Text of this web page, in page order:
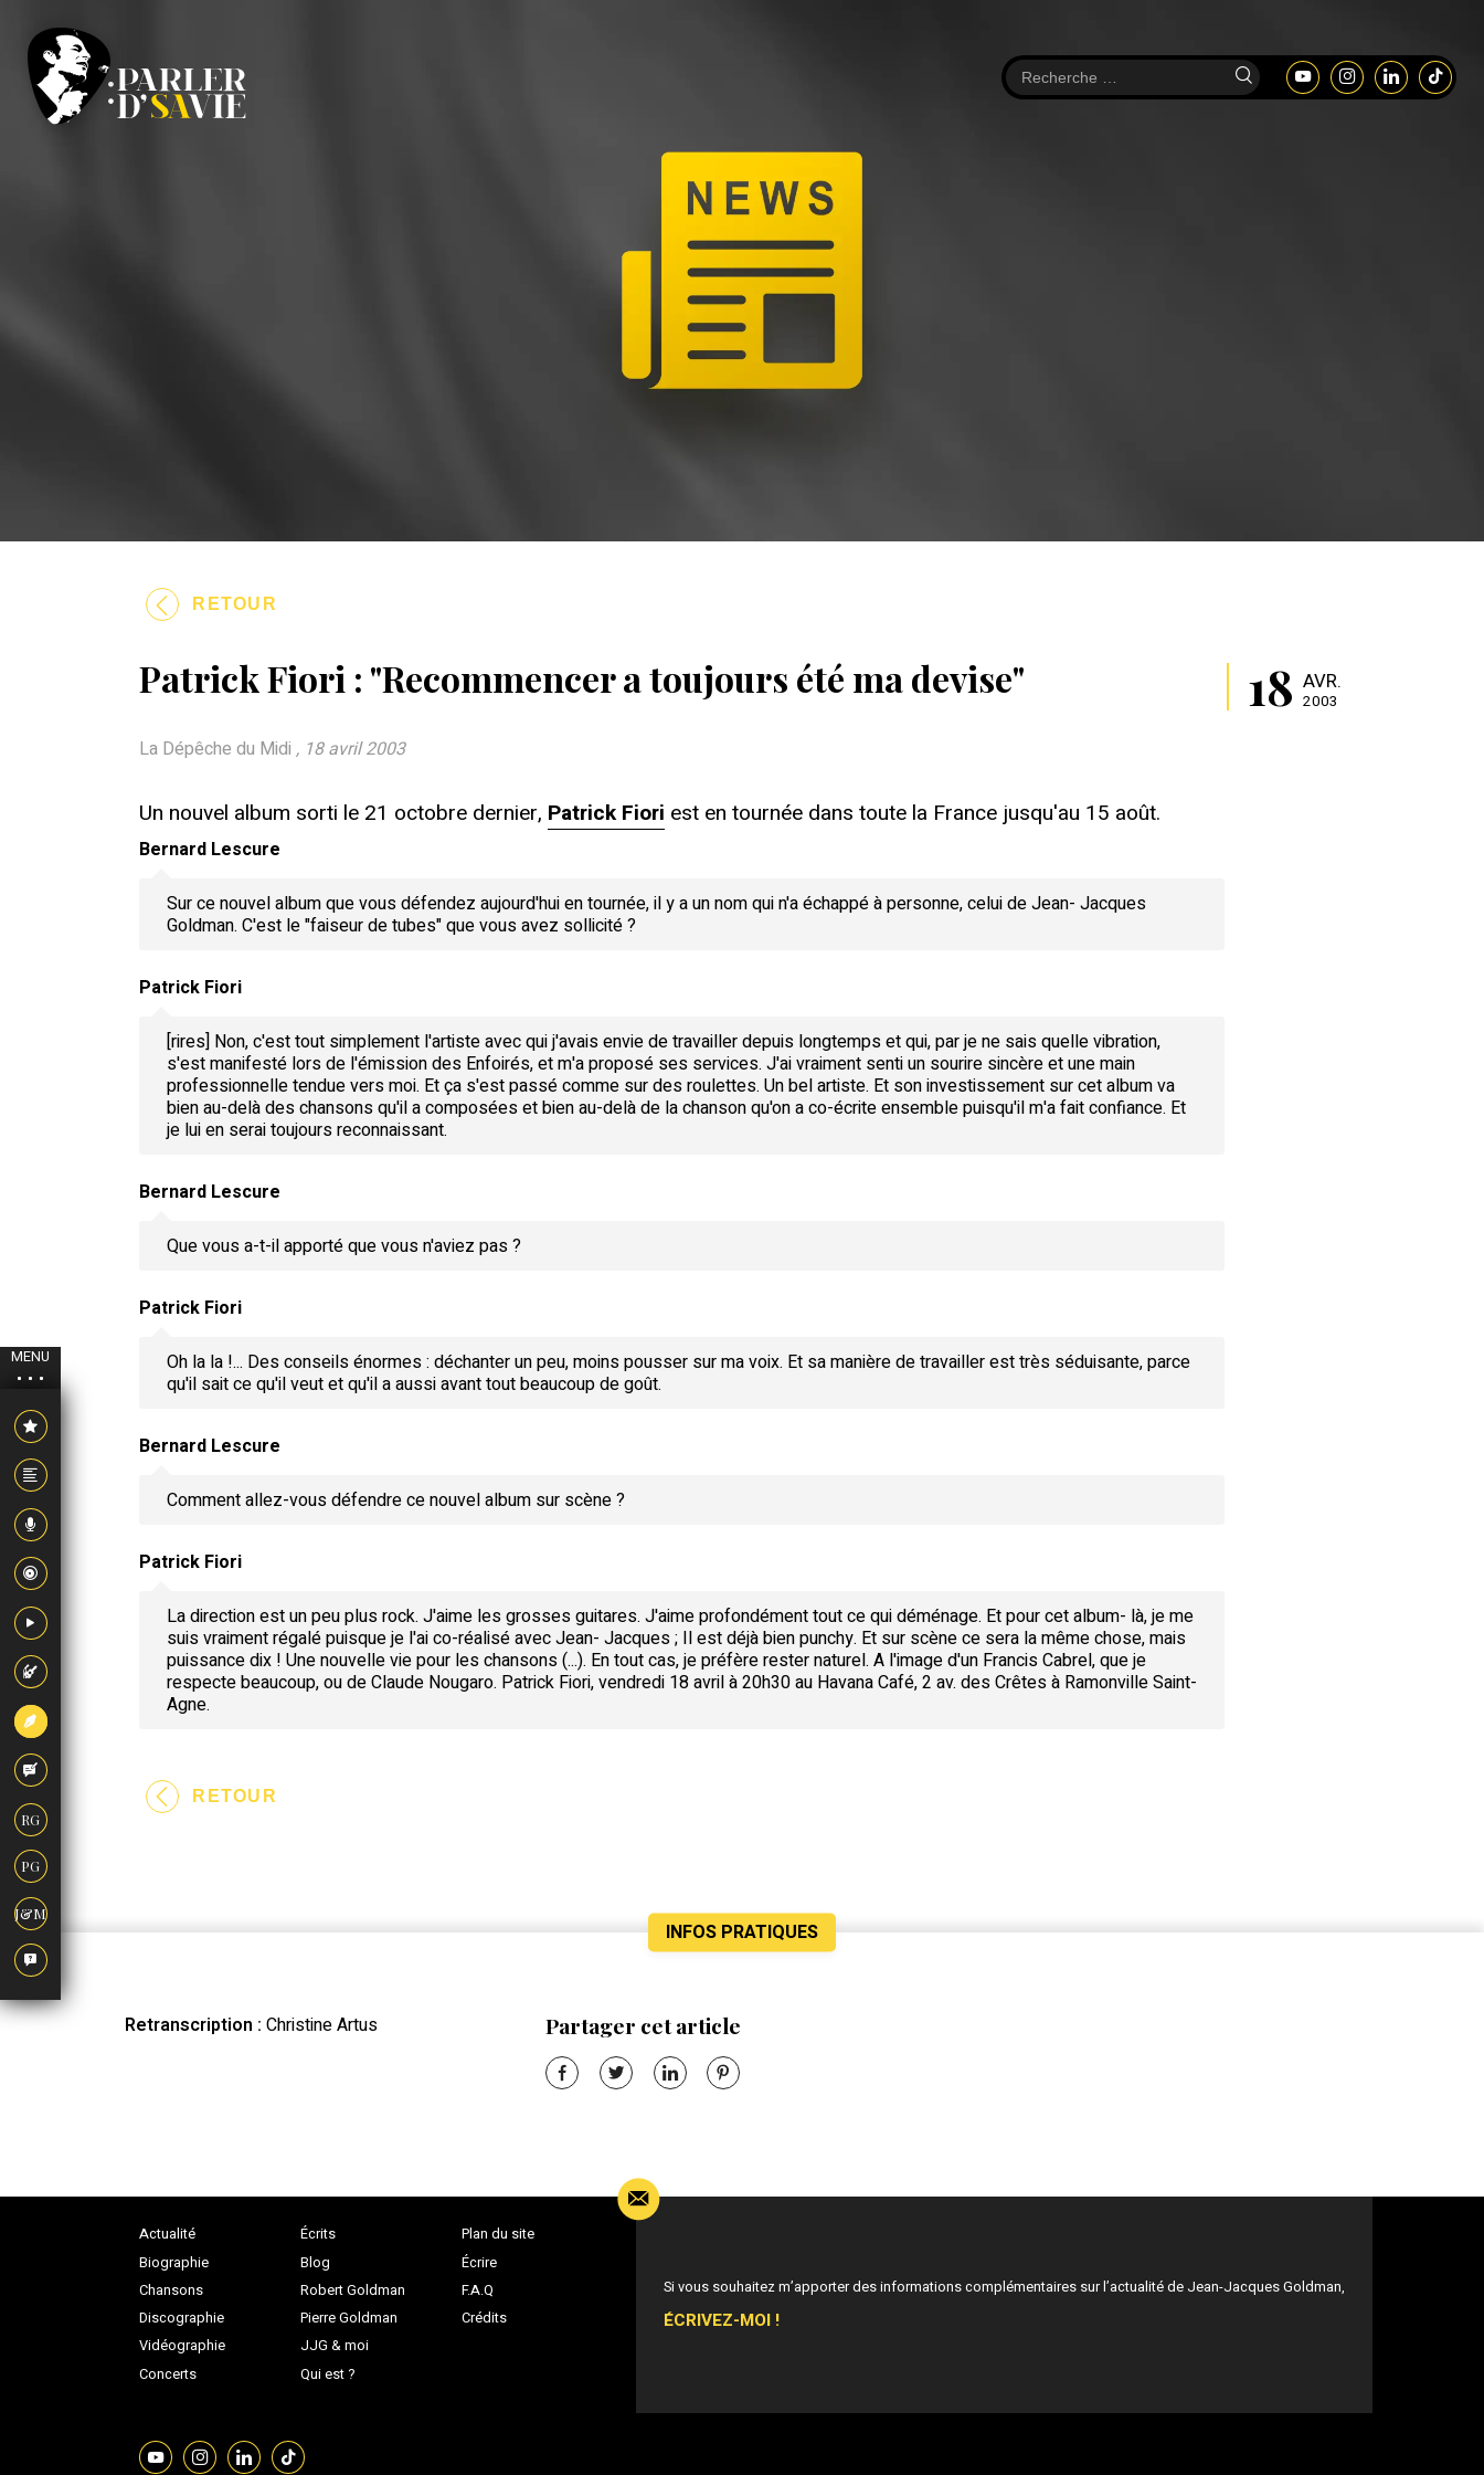
MENU
RG
PG
J&M
RETOUR
Patrick Fiori : "Recommencer a toujours été ma devise" 18 AVR.
2003
La Dépêche du Midi , 18 avril 2003
Un nouvel album sorti le 21 octobre dernier, Patrick Fiori est en tournée dans toute la France jusqu'au 15 août.
Bernard Lescure
Sur ce nouvel album que vous défendez aujourd'hui en tournée, il y a un nom qui n'a échappé à personne, celui de Jean- Jacques
Goldman. C'est le "faiseur de tubes" que vous avez sollicité ?
Patrick Fiori
[rires] Non, c'est tout simplement l'artiste avec qui j'avais envie de travailler depuis longtemps et qui, par je ne sais quelle vibration,
s'est manifesté lors de l'émission des Enfoirés, et m'a proposé ses services. J'ai vraiment senti un sourire sincère et une main
professionnelle tendue vers moi. Et ça s'est passé comme sur des roulettes. Un bel artiste. Et son investissement sur cet album va
bien au-delà des chansons qu'il a composées et bien au-delà de la chanson qu'on a co-écrite ensemble puisqu'il m'a fait confiance. Et
je lui en serai toujours reconnaissant.
Bernard Lescure
Que vous a-t-il apporté que vous n'aviez pas ?
Patrick Fiori
Oh la la !... Des conseils énormes : déchanter un peu, moins pousser sur ma voix. Et sa manière de travailler est très séduisante, parce
qu'il sait ce qu'il veut et qu'il a aussi avant tout beaucoup de goût.
Bernard Lescure
Comment allez-vous défendre ce nouvel album sur scène ?
Patrick Fiori
La direction est un peu plus rock. J'aime les grosses guitares. J'aime profondément tout ce qui déménage. Et pour cet album- là, je me
suis vraiment régalé puisque je l'ai co-réalisé avec Jean- Jacques ; Il est déjà bien punchy. Et sur scène ce sera la même chose, mais
puissance dix ! Une nouvelle vie pour les chansons (...). En tout cas, je préfère rester naturel. A l'image d'un Francis Cabrel, que je
respecte beaucoup, ou de Claude Nougaro. Patrick Fiori, vendredi 18 avril à 20h30 au Havana Café, 2 av. des Crêtes à Ramonville Saint-
Agne.
RETOUR
INFOS PRATIQUES
Retranscription : Christine Artus Partager cet article
Actualité
Biographie
Chansons
Discographie
Vidéographie
Concerts
Écrits
Blog
Robert Goldman
Pierre Goldman
JJG & moi
Qui est ?
Plan du site
Écrire
F.A.Q
Crédits
Si vous souhaitez m’apporter des informations complémentaires sur l’actualité de Jean-Jacques Goldman,
ÉCRIVEZ-MOI !